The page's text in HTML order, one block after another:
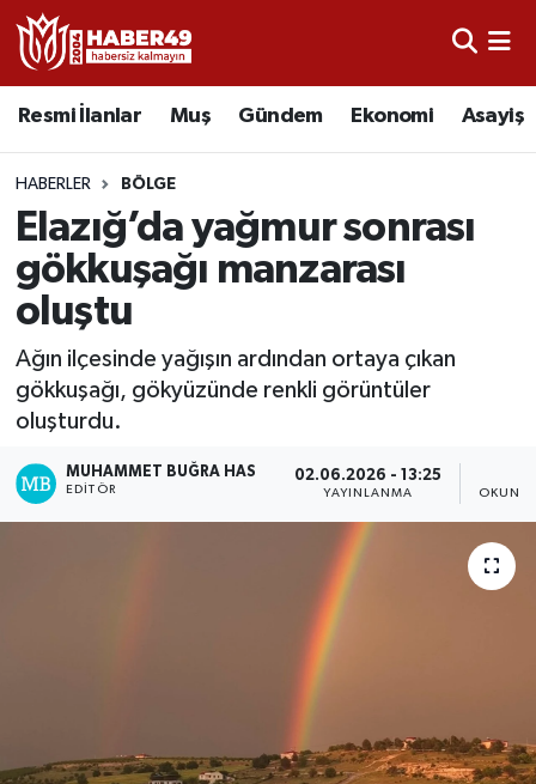
Resmi İlanlar Muş Gündem Ekonomi Asayiş
HABERLER BÖLGE
Elazığ’da yağmur sonrası
gökkuşağı manzarası
oluştu
Ağın ilçesinde yağışın ardından ortaya çıkan
gökkuşağı, gökyüzünde renkli görüntüler
oluşturdu.
MUHAMMET BUĞRA HAS
EDITÖR
02.06.2026 - 13:25
YAYINLANMA
Resmi İlanlar
Asayiş
Bölge
Eğitim
Ekonomi
Sağlık
Spor
Muş
Uşak Nöbetçi Eczaneler
Uşak Hava Durumu
Uşak Namaz Vakitleri
Uşak Trafik Yoğunluk Haritası
TFF 2.Lig Kırmızı Grup Puan Durumu ve Fikstür
Tüm Manşetler
Son Dakika Haberleri
Haber Arşivi